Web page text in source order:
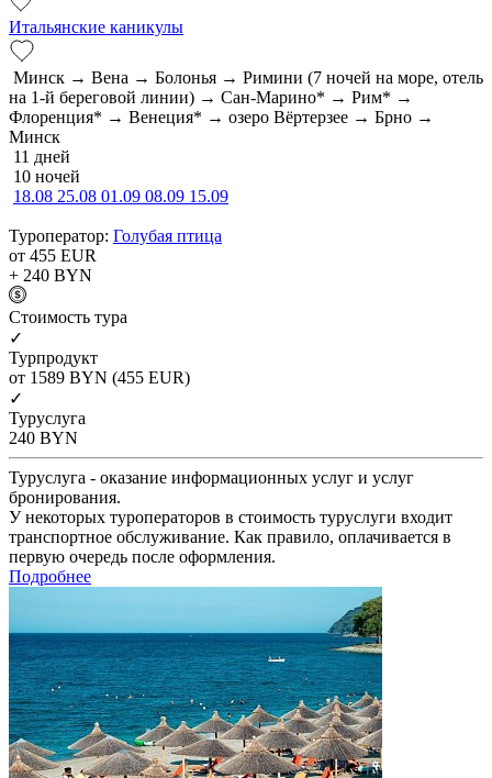
Итальянские каникулы
Минск → Вена → Болонья → Римини (7 ночей на море, отель
на 1-й береговой линии) → Сан-Марино* → Рим* →
Флоренция* → Венеция* → озеро Вёртерзее → Брно →
Минск
11 дней
10 ночей
18.08 25.08 01.09 08.09 15.09
Туроператор: Голубая птица
от 455 EUR
+ 240 BYN
Cтоимость тура
✓
Турпродукт
от 1589 BYN (455 EUR)
✓
Туруслуга
240 BYN
Туруслуга - оказание информационных услуг и услуг
бронирования.
У некоторых туроператоров в стоимость туруслуги входит
транспортное обслуживание. Как правило, оплачивается в
первую очередь после оформления.
Подробнее